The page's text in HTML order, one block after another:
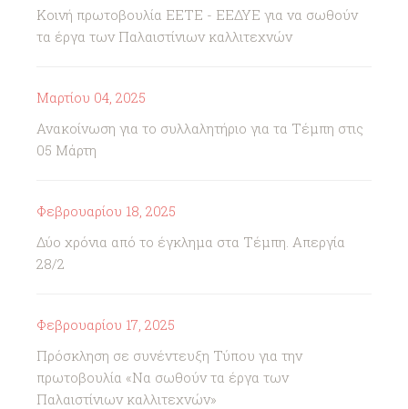
Κοινή πρωτοβουλία ΕΕΤΕ - ΕΕΔΥΕ για να σωθούν
τα έργα των Παλαιστίνιων καλλιτεχνών
Μαρτίου 04, 2025
Ανακοίνωση για το συλλαλητήριο για τα Τέμπη στις
05 Μάρτη
Φεβρουαρίου 18, 2025
Δύο χρόνια από το έγκλημα στα Τέμπη. Απεργία
28/2
Φεβρουαρίου 17, 2025
Πρόσκληση σε συνέντευξη Τύπου για την
πρωτοβουλία «Να σωθούν τα έργα των
Παλαιστίνιων καλλιτεχνών»